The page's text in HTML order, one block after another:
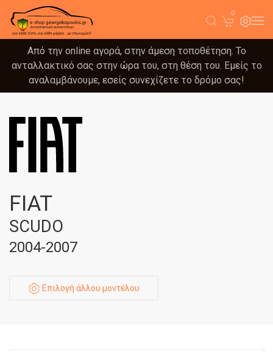
0
Από την online αγορά, στην άμεση τοποθέτηση. Το
ανταλλακτικό σας στην ώρα του, στη θέση του. Εμείς το
αναλαμβάνουμε, εσείς συνεχίζετε το δρόμο σας!
FIAT
SCUDO
2004-2007
Επιλογή άλλου μοντέλου